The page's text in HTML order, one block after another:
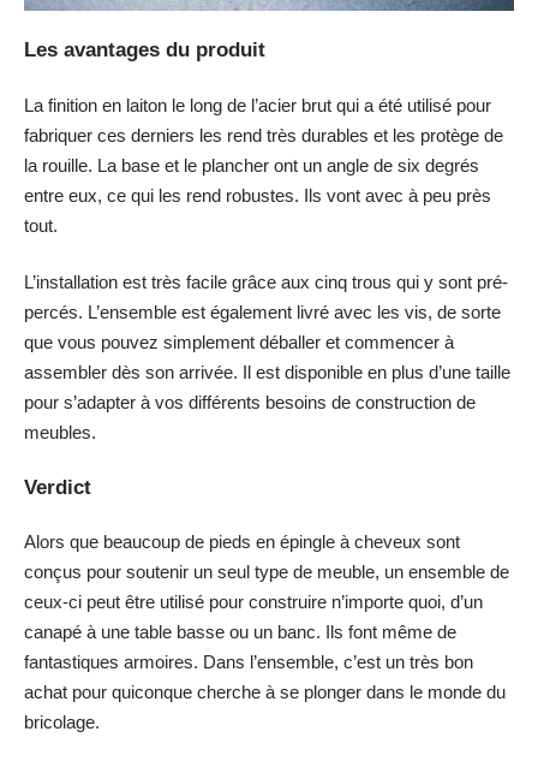
Les avantages du produit
La finition en laiton le long de l’acier brut qui a été utilisé pour
fabriquer ces derniers les rend très durables et les protège de
la rouille. La base et le plancher ont un angle de six degrés
entre eux, ce qui les rend robustes. Ils vont avec à peu près
tout.
L’installation est très facile grâce aux cinq trous qui y sont pré-
percés. L’ensemble est également livré avec les vis, de sorte
que vous pouvez simplement déballer et commencer à
assembler dès son arrivée. Il est disponible en plus d’une taille
pour s’adapter à vos différents besoins de construction de
meubles.
Verdict
Alors que beaucoup de pieds en épingle à cheveux sont
conçus pour soutenir un seul type de meuble, un ensemble de
ceux-ci peut être utilisé pour construire n’importe quoi, d’un
canapé à une table basse ou un banc. Ils font même de
fantastiques armoires. Dans l’ensemble, c’est un très bon
achat pour quiconque cherche à se plonger dans le monde du
bricolage.